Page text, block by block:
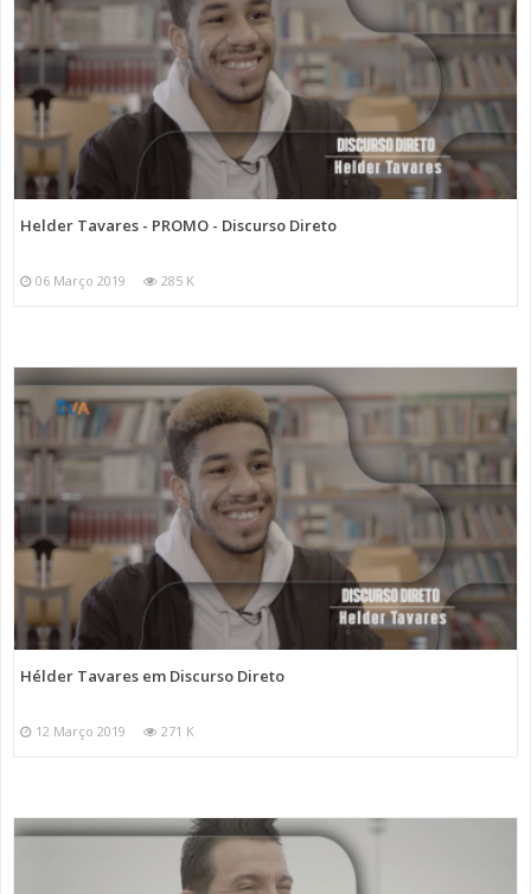
Helder Tavares - PROMO - Discurso Direto
06 Março 2019 285 K
Hélder Tavares em Discurso Direto
12 Março 2019 271 K